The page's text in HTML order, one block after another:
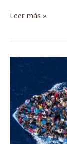
Leer más »
en
Somalia.
Tragedia
en
el
Mediterráneo.